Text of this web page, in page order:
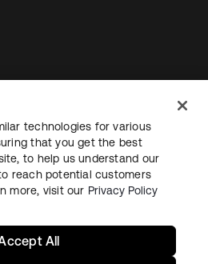
サイト利用規約セキュリティ
technologies for various
that you get the best
to help us understand our
reach potential customers
more, visit our Privacy Policy
All